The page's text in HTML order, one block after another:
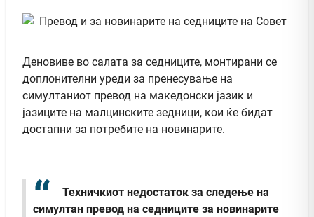
Деновиве во салата за седниците, монтирани се
доплонителни уреди за пренесување на
симултаниот превод на македонски јазик и
јазиците на малцинските зедници, кои ќе бидат
достапни за потребите на новинарите.
Техничкиот недостаток за следење на
симултан превод на седниците за новинарите